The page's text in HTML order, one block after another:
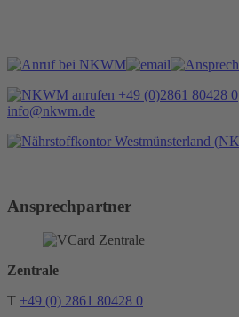
+49 (0)2861 80428 0
info@nkwm.de
Ansprechpartner
Zentrale
T +49 (0) 2861 80428 0